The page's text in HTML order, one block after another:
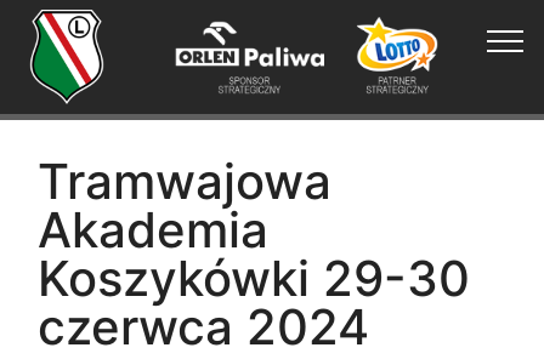
Tramwajowa
Akademia
Koszykówki 29-30
czerwca 2024